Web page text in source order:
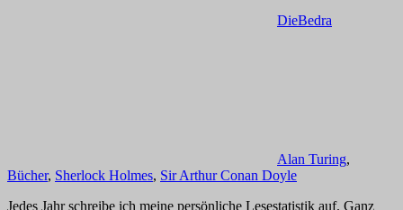
DieBedra
Alan Turing,
Bücher, Sherlock Holmes, Sir Arthur Conan Doyle
Jedes Jahr schreibe ich meine persönliche Lesestatistik auf. Ganz